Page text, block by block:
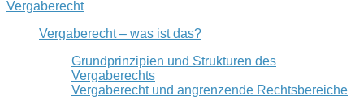
Vergaberecht
Vergaberecht – was ist das?
Grundprinzipien und Strukturen des
Vergaberechts
Vergaberecht und angrenzende Rechtsbereiche